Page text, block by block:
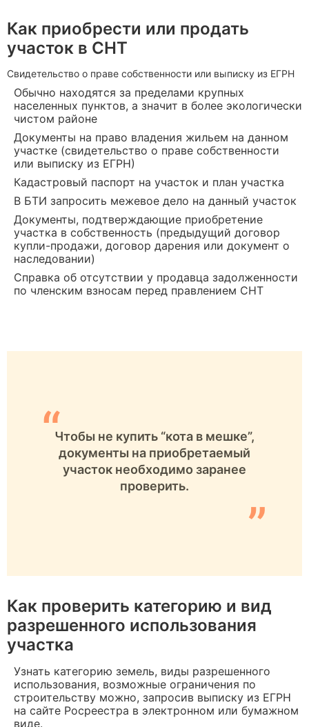
Как приобрести или продать
участок в СНТ
Свидетельство о праве собственности или выписку из ЕГРН
Обычно находятся за пределами крупных
населенных пунктов, а значит в более экологически
чистом районе
Документы на право владения жильем на данном
участке (свидетельство о праве собственности
или выписку из ЕГРН)
Кадастровый паспорт на участок и план участка
В БТИ запросить межевое дело на данный участок
Документы, подтверждающие приобретение
участка в собственность (предыдущий договор
купли-продажи, договор дарения или документ о
наследовании)
Справка об отсутствии у продавца задолженности
по членским взносам перед правлением СНТ
“Чтобы не купить “кота в мешке”,
документы на приобретаемый
участок необходимо заранее
проверить.
”
Как проверить категорию и вид
разрешенного использования
участка
Узнать категорию земель, виды разрешенного
использования, возможные ограничения по
строительству можно, запросив выписку из ЕГРН
на сайте Росреестра в электронном или бумажном
виде.